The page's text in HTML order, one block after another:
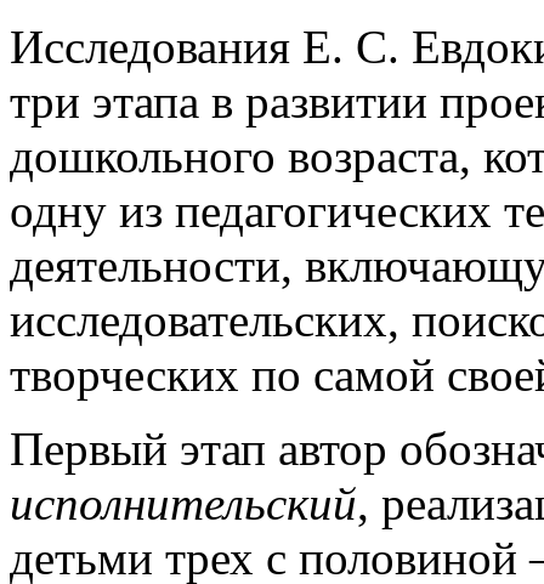
Исследования Е. С.
три этапа в развитии
дошкольного возраста,
одну из педагогических
деятельности,
исследовательских,
творческих по самой
Первый этап автор
исполнительский,
детьми трех с половиной